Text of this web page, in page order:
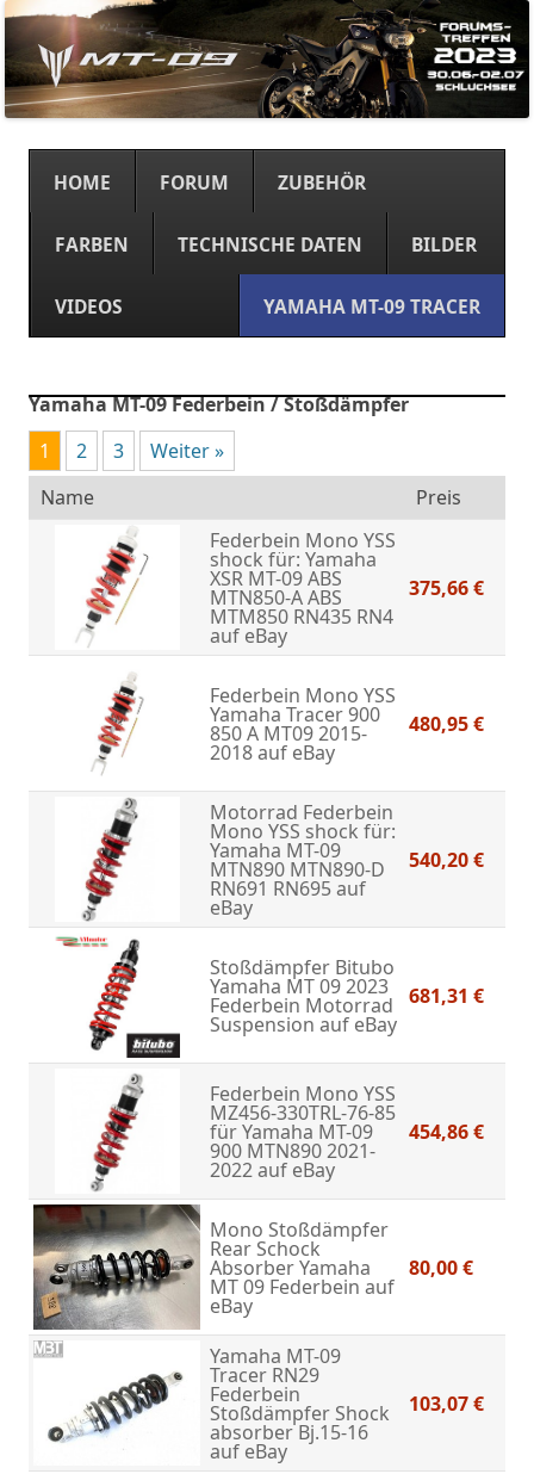
Springe
zum
Inhalt
HOME FORUM ZUBEHÖR
FARBEN TECHNISCHE DATEN BILDER
VIDEOS YAMAHA MT-09 TRACER
Yamaha MT-09 Federbein / Stoßdämpfer
1
2 3
Weiter »
Name
Preis
Federbein Mono YSS
shock für: Yamaha
XSR MT-09 ABS
MTN850-A ABS
MTM850 RN435 RN4
auf eBay
375,66 €
Federbein Mono YSS
Yamaha Tracer 900
850 A MT09 2015-
2018auf eBay
480,95 €
Motorrad Federbein
Mono YSS shock für:
Yamaha MT-09
MTN890 MTN890-D
RN691 RN695auf
eBay
540,20 €
Stoßdämpfer Bitubo
Yamaha MT 09 2023
Federbein Motorrad
Suspension auf eBay
681,31 €
Federbein Mono YSS
MZ456-330TRL-76-85
für Yamaha MT-09
900 MTN890 2021-
2022auf eBay
454,86 €
Mono Stoßdämpfer
Rear Schock
Absorber Yamaha
MT 09 Federbein auf
eBay
80,00 €
Yamaha MT-09
Tracer RN29
Federbein
Stoßdämpfer Shock
absorber Bj.15-16
auf eBay
103,07 €